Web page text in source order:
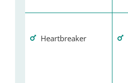
Heartbreaker